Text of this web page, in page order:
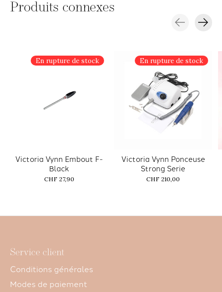
Produits connexes
En rupture de stock
Victoria Vynn Embout F-
Black
CHF 27,90
En rupture de stock
Victoria Vynn Ponceuse
Strong Serie
CHF 210,00
Service client
Conditions générales
Modes de paiement